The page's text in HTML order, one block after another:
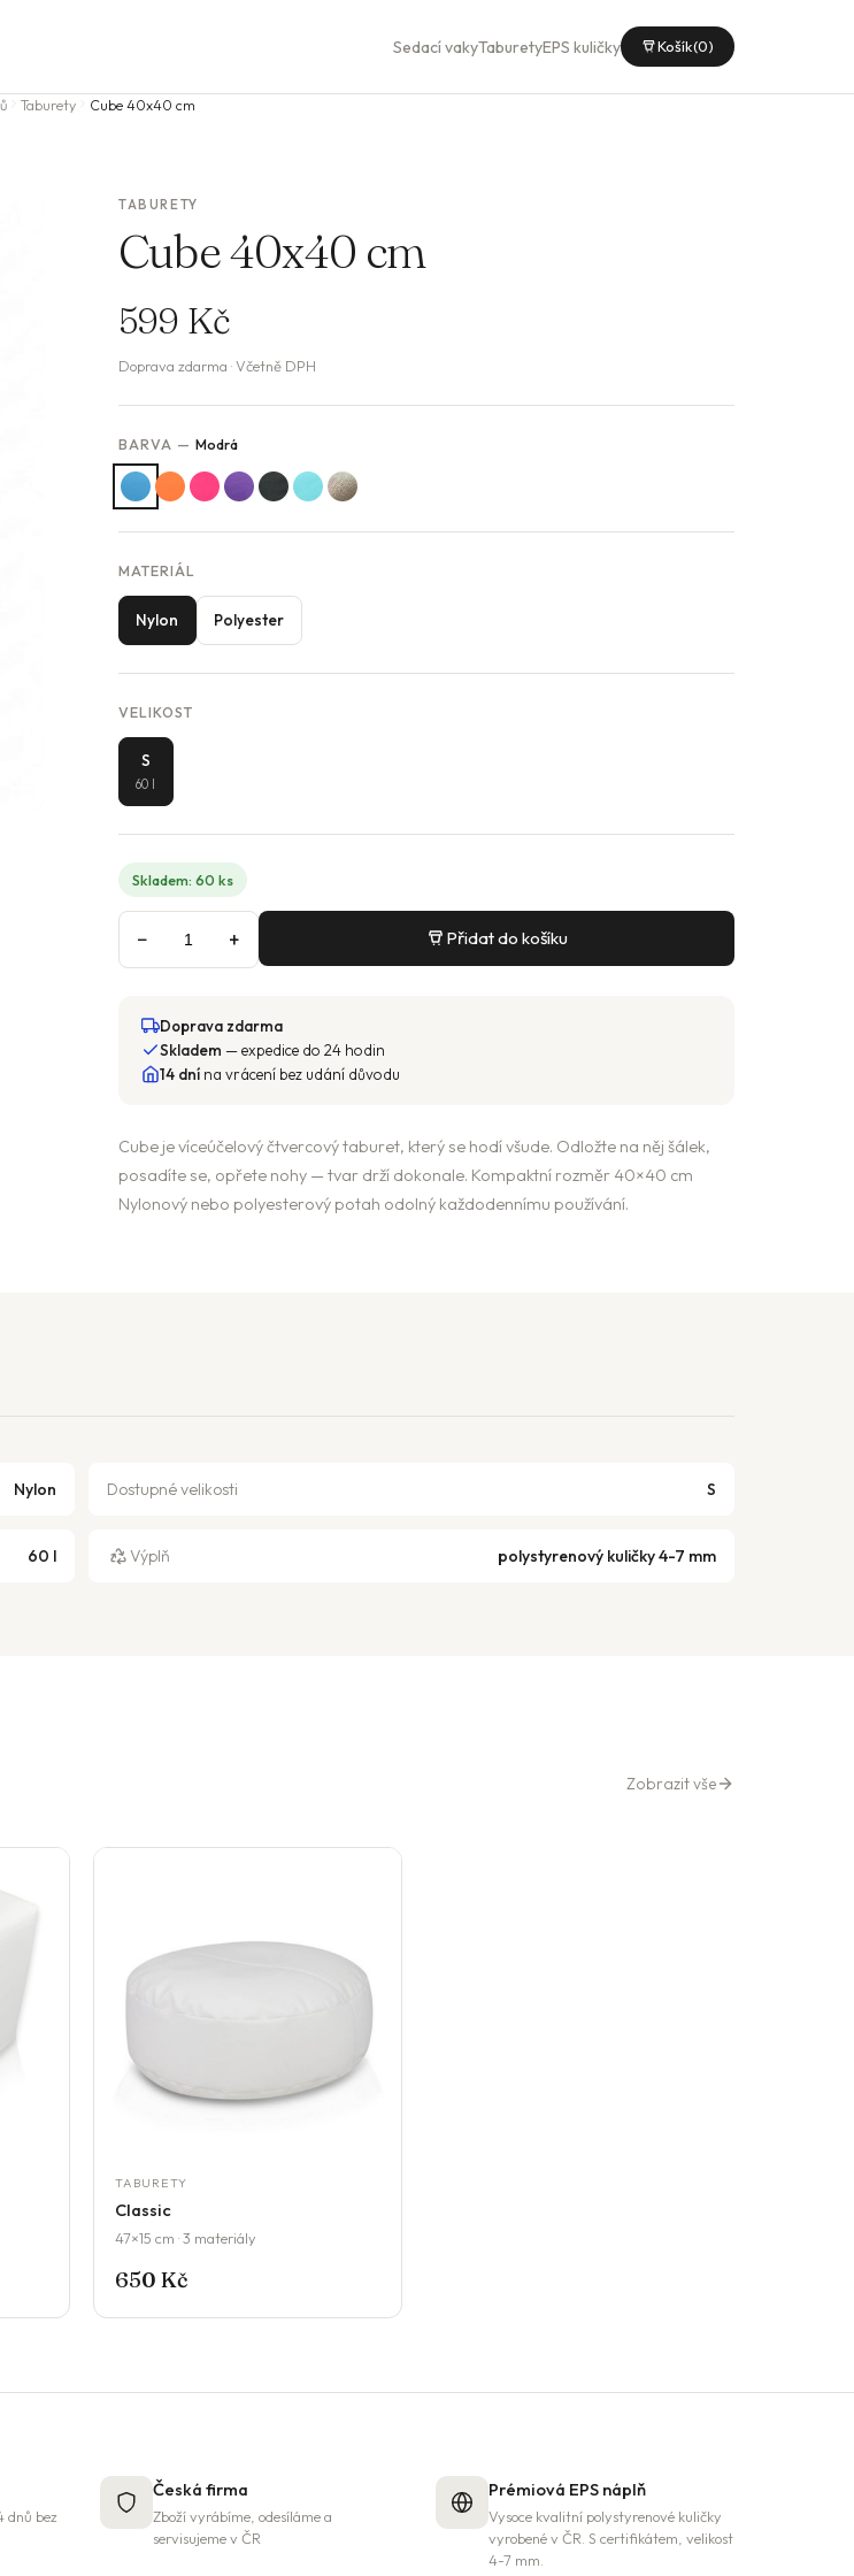
Sedací vakyTaburetyEPS kuličky Košík(0)
Taburety Cube 40x40 cm
TABURETY
Cube 40x40 cm
599 Kč
Doprava zdarma · Včetně DPH
BARVA — Modrá
MATERIÁL
Nylon Polyester
VELIKOST
S
60 l
Skladem: 60 ks
− + Přidat do košíku
Doprava zdarma
Skladem — expedice do 24 hodin
14 dní na vrácení bez udání důvodu
Cube je víceúčelový čtvercový taburet, který se hodí všude. Odložte na něj šálek,
posadíte se, opřete nohy — tvar drží dokonale. Kompaktní rozměr 40×40 cm
Nylonový nebo polyesterový potah odolný každodennímu používání.
Nylon Dostupné velikosti S
60 l Výplň polystyrenový kuličky 4-7 mm
Zobrazit vše
TABURETY
Classic
47×15 cm · 3 materiály
650 Kč
dnů bez
Česká firma
Zboží vyrábíme, odesíláme a
servisujeme v ČR
Prémiová EPS náplň
Vysoce kvalitní polystyrenové kuličky
vyrobené v ČR. S certifikátem, velikost
4-7 mm.